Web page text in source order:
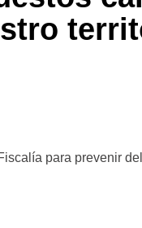
para prevenir